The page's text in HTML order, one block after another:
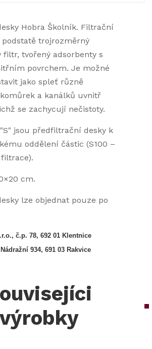
Hobra Školník. Filtrační
podstatě trojrozměrný
filtr, tvořený adsorbenty s
povrchem. Je možné
jako spleť různě
a kanálků uvnitř
se zachycují nečistoty.
jsou předfiltrační desky k
oddělení částic (S100 –
cm.
lze objednat pouze po
č.p. 78, 692 01 Klentnice
934, 691 03 Rakvice
výrobky